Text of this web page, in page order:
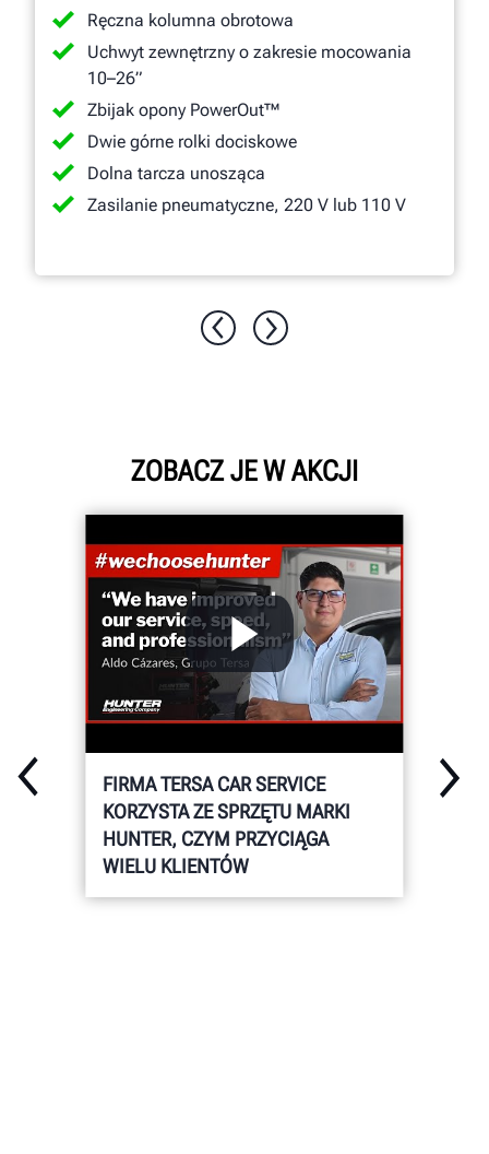
Ręczna kolumna obrotowa
Uchwyt zewnętrzny o zakresie mocowania
10–26”
Zbijak opony PowerOut™
Dwie górne rolki dociskowe
Dolna tarcza unosząca
Zasilanie pneumatyczne, 220 V lub 110 V
ZOBACZ JE W AKCJI
FIRMA TERSA CAR SERVICE
KORZYSTA ZE SPRZĘTU MARKI
HUNTER, CZYM PRZYCIĄGA
WIELU KLIENTÓW